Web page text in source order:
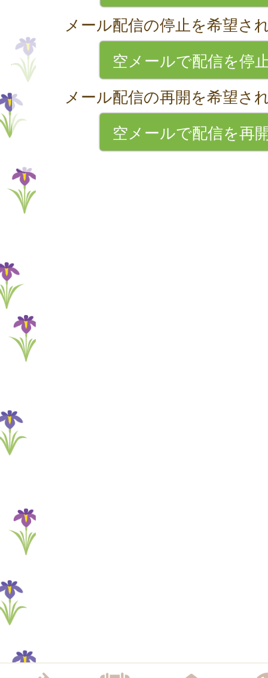
メール配信の停止を希望さ
空メールで配信を停
メール配信の再開を希望さ
空メールで配信を再